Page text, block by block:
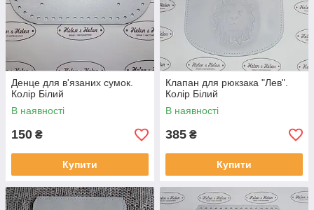
Денце для в'язаних сумок.
Колір Білий
В наявності
150 ₴
Купити
Клапан для рюкзака "Лев".
Колір Білий
В наявності
385 ₴
Купити